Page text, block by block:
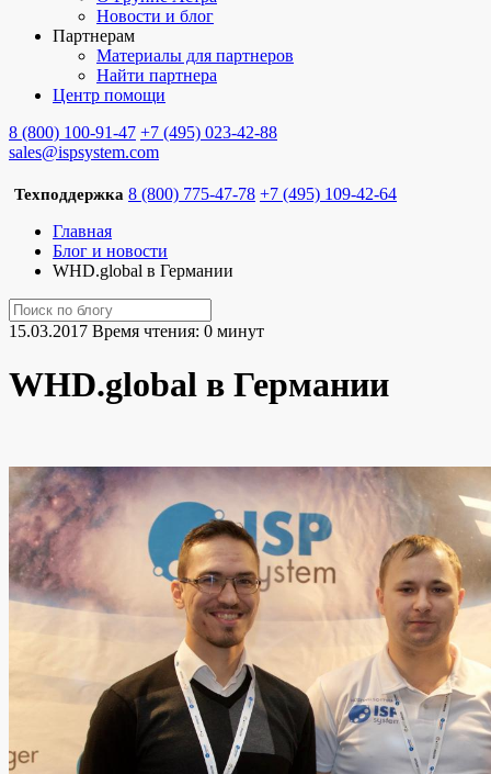
Новости и блог
Партнерам
Материалы для партнеров
Найти партнера
Центр помощи
8 (800) 100-91-47 +7 (495) 023-42-88
sales@ispsystem.com
Техподдержка 8 (800) 775-47-78 +7 (495) 109-42-64
Главная
Блог и новости
WHD.global в Германии
15.03.2017 Время чтения: 0 минут
WHD.global в Германии